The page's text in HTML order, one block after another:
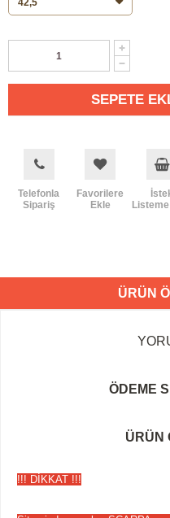
Telefonla
Sipariş
Favorilere
Ekle
ÜRÜN
ÖDEME
ÜRÜN
!!! DİKKAT !!!